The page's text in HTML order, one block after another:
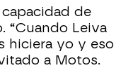
de
“Cuando Leiva
hiciera yo y eso
a Motos.